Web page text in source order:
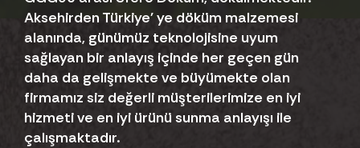
Aksehirden Türkiye' ye döküm malzemesi
alanında, günümüz teknolojisine uyum
sağlayan bir anlayış içinde her geçen gün
daha da gelişmekte ve büyümekte olan
firmamız siz değerli müşterilerimize en iyi
hizmeti ve en iyi ürünü sunma anlayışı ile
çalışmaktadır.